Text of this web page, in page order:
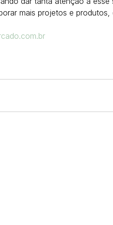
mais projetos e produtos,